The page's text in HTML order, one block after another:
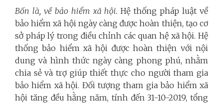
Bốn là, về bảo hiểm xã hội. Hệ thống pháp luật về
bảo hiểm xã hội ngày càng được hoàn thiện, tạo cơ
sở pháp lý trong điều chỉnh các quan hệ xã hội. Hệ
thống bảo hiểm xã hội được hoàn thiện với nội
dung và hình thức ngày càng phong phú, nhằm
chia sẻ và trợ giúp thiết thực cho người tham gia
bảo hiểm xã hội. Đốitượng tham gia bảo hiểm xã
hội tăng đều hằng năm, tính đến 31-10-2019, tổng